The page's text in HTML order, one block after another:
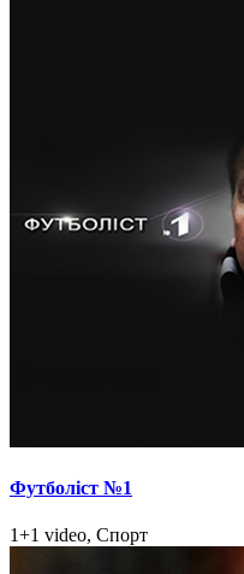
Футболіст №1
1+1 video, Спорт